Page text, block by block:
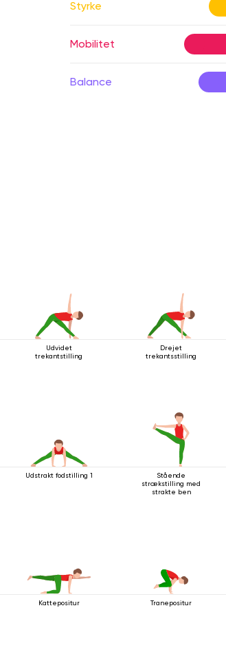
Styrke
Mobilitet
Balance
Udvidet
trekantstilling
Drejet
trekantsstilling
Udstrakt fodstilling 1
Stående
strækstilling med
strakte ben
Kattepositur Tranepositur